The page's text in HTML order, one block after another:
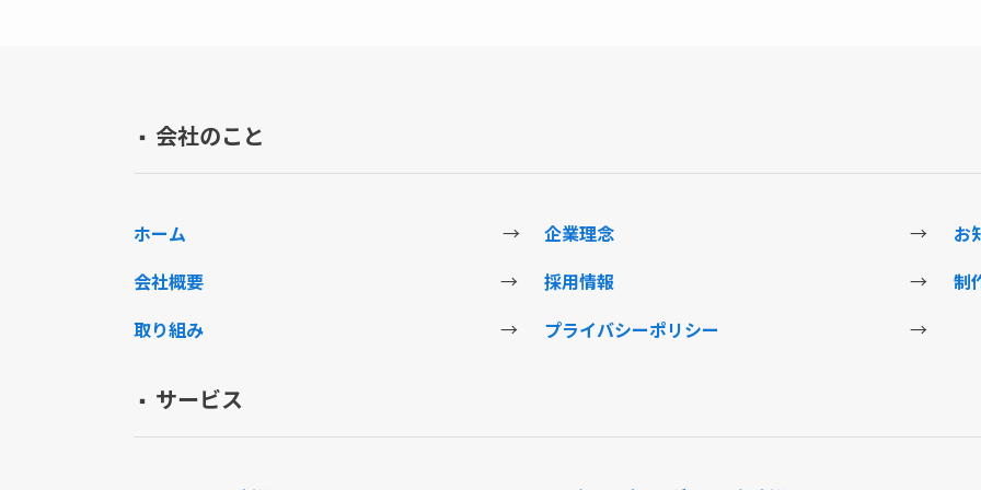
▪️ 会社のこと
ホーム
→
会社概要
→
取り組み
→
企業理念
→
採用情報
→
プライバシーポリシー
→
お
制
▪️ サービス